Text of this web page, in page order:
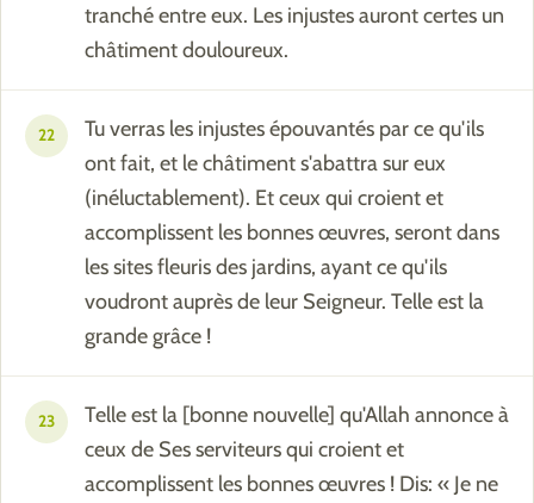
tranché entre eux. Les injustes auront certes un
châtiment douloureux.
22
Tu verras les injustes épouvantés par ce qu'ils
ont fait, et le châtiment s'abattra sur eux
(inéluctablement). Et ceux qui croient et
accomplissent les bonnes œuvres, seront dans
les sites fleuris des jardins, ayant ce qu'ils
voudront auprès de leur Seigneur. Telle est la
grande grâce !
23
Telle est la [bonne nouvelle] qu'Allah annonce à
ceux de Ses serviteurs qui croient et
accomplissent les bonnes œuvres ! Dis: « Je ne